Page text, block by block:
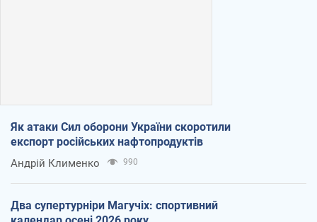
Як атаки Сил оборони України скоротили
експорт російських нафтопродуктів
Андрій Клименко 990
Два супертурніри Магучіх: спортивний